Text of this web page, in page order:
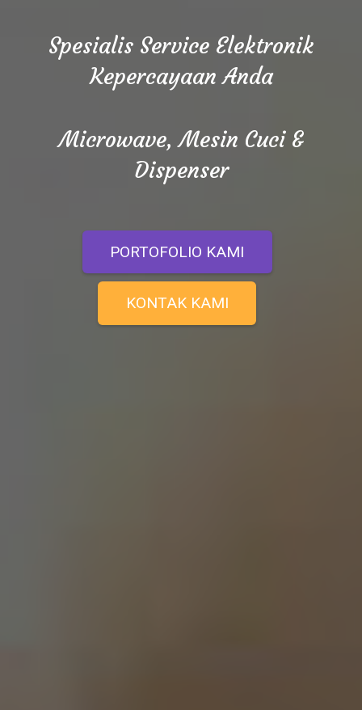
Spesialis Service Elektronik
Kepercayaan Anda
Microwave, Mesin Cuci &
Dispenser
PORTOFOLIO KAMI
KONTAK KAMI